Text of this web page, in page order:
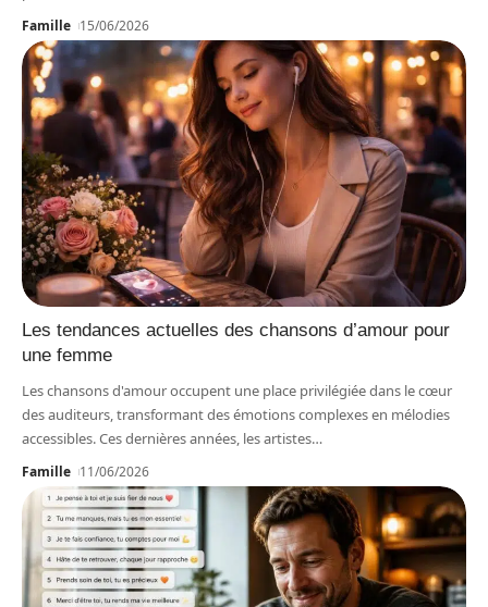
Famille 15/06/2026
Les tendances actuelles des chansons d’amour pour
une femme
Les chansons d'amour occupent une place privilégiée dans le cœur
des auditeurs, transformant des émotions complexes en mélodies
accessibles. Ces dernières années, les artistes…
Famille 11/06/2026